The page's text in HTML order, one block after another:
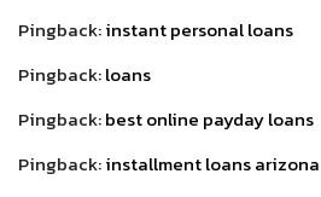
Pingback:instant personal loans
Pingback:loans
Pingback:best online payday loans
Pingback:installment loans arizona